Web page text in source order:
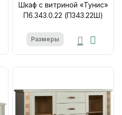
Шкаф с витриной «Тунис»
П6.343.0.22 (П343.22Ш)
Размеры